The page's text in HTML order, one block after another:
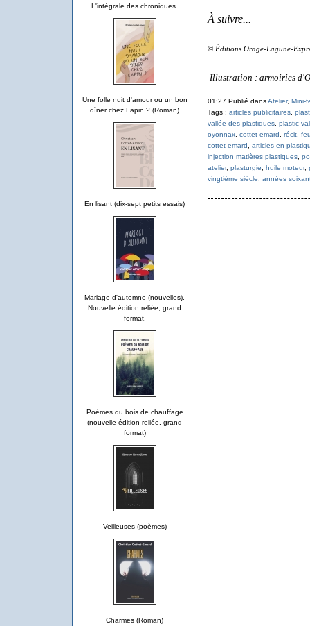
L'intégrale des chroniques.
Une folle nuit d'amour ou un bon
dîner chez Lapin ? (Roman)
En lisant (dix-sept petits essais)
Mariage d'automne (nouvelles).
Nouvelle édition reliée, grand
format.
Poèmes du bois de chauffage
(nouvelle édition reliée, grand
format)
Veilleuses (poèmes)
Charmes (Roman)
À suivre...
© Éditions Orage-Lagune-
Illustration : armoiries
01:27 Publié dansAtelier, Mini-
Tags : articles publicitaires,
vallée des plastiques, plastic
oyonnax, cottet-emard récit,
cottet-emard
articles en
injection matières plastiques,
atelier, plasturgie huile moteur,
vingtième siècle
années